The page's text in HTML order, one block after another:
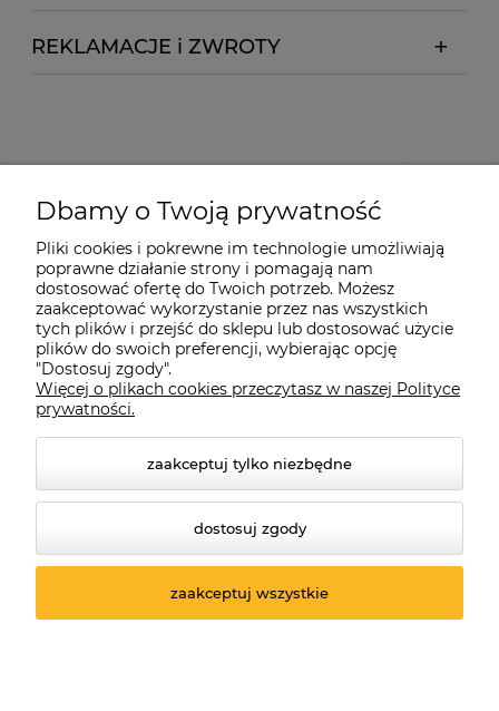
REKLAMACJE i ZWROTY
© 2026 suprabike.pl. Wszelkie prawa zastrzeżone.
Styl graficzny ShopGadget.pl Sklep internetowy Shoper.pl
Dbamy o Twoją prywatność
Pliki cookies i pokrewne im technologie umożliwiają
poprawne działanie strony i pomagają nam
dostosować ofertę do Twoich potrzeb. Możesz
zaakceptować wykorzystanie przez nas wszystkich
tych plików i przejść do sklepu lub dostosować użycie
plików do swoich preferencji, wybierając opcję
"Dostosuj zgody".
Więcej o plikach cookies przeczytasz w naszej Polityce
prywatności.
zaakceptuj tylko niezbędne
dostosuj zgody
zaakceptuj wszystkie